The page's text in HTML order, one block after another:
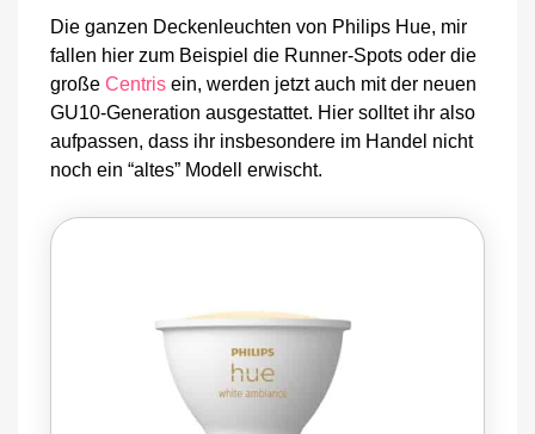
Die ganzen Deckenleuchten von Philips Hue, mir
fallen hier zum Beispiel die Runner-Spots oder die
große Centris ein, werden jetzt auch mit der neuen
GU10-Generation ausgestattet. Hier solltet ihr also
aufpassen, dass ihr insbesondere im Handel nicht
noch ein “altes” Modell erwischt.